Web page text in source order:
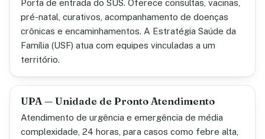
Porta de entrada do SUS. Oferece consultas, vacinas,
pré-natal, curativos, acompanhamento de doenças
crônicas e encaminhamentos. A Estratégia Saúde da
Família (USF) atua com equipes vinculadas a um
território.
UPA — Unidade de Pronto Atendimento
Atendimento de urgência e emergência de média
complexidade, 24 horas, para casos como febre alta,